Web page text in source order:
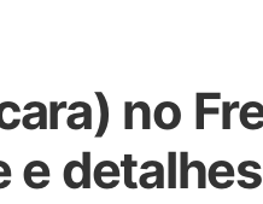
no
e detalhes